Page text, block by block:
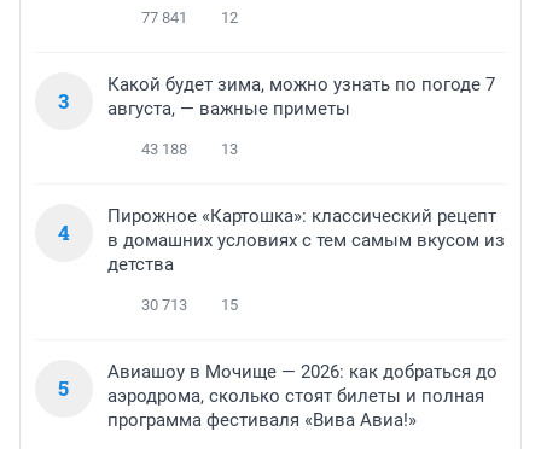
77 841 12
3
Какой будет зима, можно узнать по погоде 7
августа, — важные приметы
43 188 13
4
Пирожное «Картошка»: классический рецепт
в домашних условиях с тем самым вкусом из
детства
30 713 15
5
Авиашоу в Мочище — 2026: как добраться до
аэродрома, сколько стоят билеты и полная
программа фестиваля «Вива Авиа!»